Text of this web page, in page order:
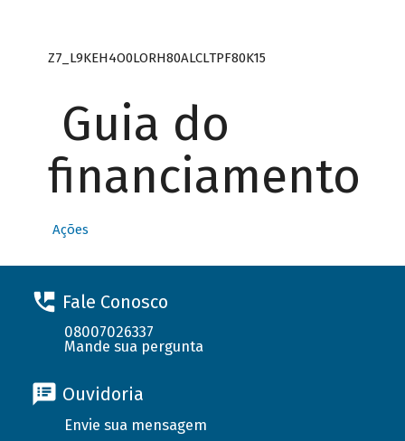
Z7_L9KEH4O0LORH80ALCLTPF80K15
Guia do
financiamento
Ações
Fale Conosco
08007026337
Mande sua pergunta
Ouvidoria
Envie sua mensagem